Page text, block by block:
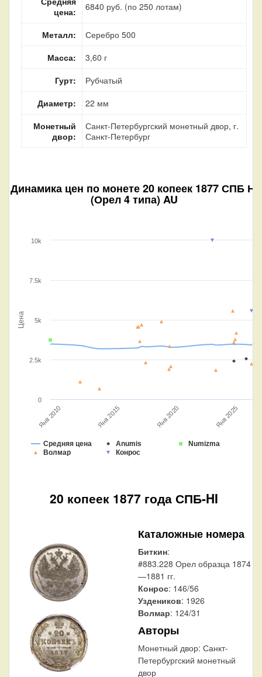
цена:
6840 руб. (по 250 лотам)
Металл:
Серебро 500
Масса:
3,60 г
Гурт:
Рубчатый
Диаметр:
22 мм
Монетный
двор:
Санкт-Петербургский монетный двор, г.
Санкт-Петербург
Динамика цен по монете20 копеек 1877 СПБ НI
(Орел 4 типа) AU
Цена
Средняя цена Anumis
Numizma
Волмар
Конрос
Янв 2010 Янв 2015 Янв 2020 Янв 2025
0
10k
2.5k
5k
7.5k
20 копеек 1877 года СПБ-HI
Каталожные номера
Биткин:
#883.228 Орел образца 1874
—1881 гг.
Конрос: 146/56
Уздеников: 1926
Волмар: 124/31
Авторы
Монетный двор: Санкт-
Петербургский монетный
двор